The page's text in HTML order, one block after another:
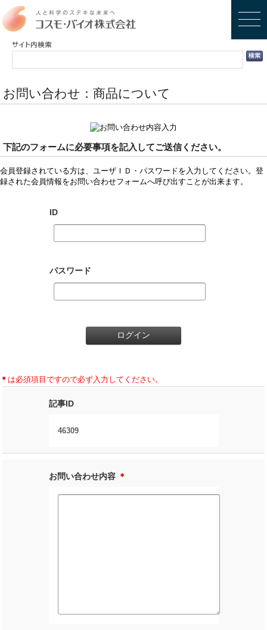
お問い合わせ：商品について
下記のフォームに必要事項を記入してご送信ください。
会員登録されている方は、ユーザＩＤ・パスワードを入力してください。登
録された会員情報をお問い合わせフォームへ呼び出すことが出来ます。
ID
パスワード
＊ は必須項目ですので必ず入力してください。
記事ID
46309
お問い合わせ内容 ＊